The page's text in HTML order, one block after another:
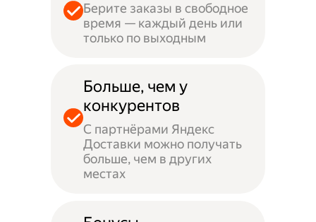
Берите заказы в свободное
время — каждый день или
только по выходным
Больше, чем у
конкурентов
С партнёрами Яндекс
Доставки можно получать
больше, чем в других
местах